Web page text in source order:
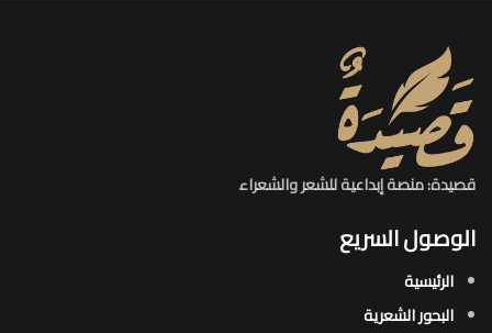
قصيدة: منصة إبداعية للشعر والشعراء
الوصول السريع
الرئيسية
البحور الشعرية​